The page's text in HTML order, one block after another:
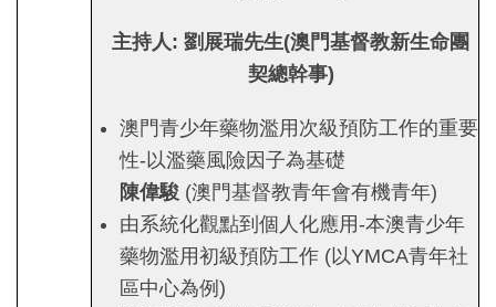
主持人 : 劉展瑞先生(澳門基督教新生命團
契總幹事)
澳門青少年藥物濫用次級預防工作的重要
性-以濫藥風險因子為基礎
陳偉駿 (澳門基督教青年會有機青年)
由系統化觀點到個人化應用-本澳青少年
藥物濫用初級預防工作 (以YMCA青年社
區中心為例)